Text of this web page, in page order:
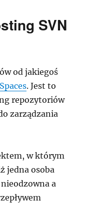
SVN
od jakiegoś
. Jest to
repozytoriów
zarządzania
w którym
jedna osoba
a